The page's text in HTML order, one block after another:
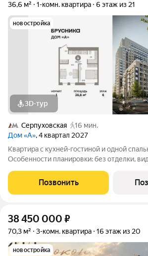
36,6 м²
1-комн. квартира 6 этаж из 21
новостройка
3D-тур
Серпуховская
16 мин.
Дом «А», 4 квартал 2027
Квартира с кухней-гостиной и одной
Особенности планировки: без отделки,
застройщика Брусника располагается на
с метро Павелецкая. В
Позвонить
38 450 000 ₽
70,3 м² 3-комн. квартира 16 этаж из 20
новостройка